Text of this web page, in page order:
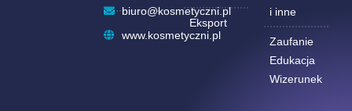
Eksport
i inne
Zaufanie
Edukacja
Wizerunek
biuro@kosmetyczni.pl
www.kosmetyczni.pl